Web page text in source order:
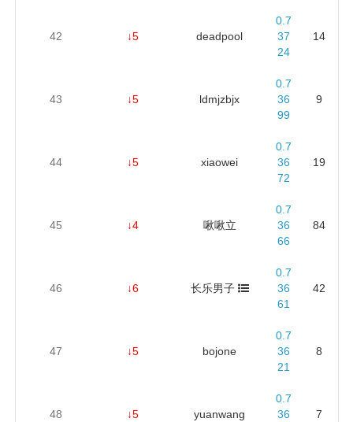
42 ↓5 deadpool
0.7
37
24
14
43 ↓5 ldmjzbjx
0.7
36
99
9
44 ↓5 xiaowei
0.7
36
72
19
45 ↓4 啾啾立
0.7
36
66
84
46 ↓6 长乐男子
0.7
36
61
42
47 ↓5 bojone
0.7
36
21
8
48 ↓5 yuanwang
0.7
36
7